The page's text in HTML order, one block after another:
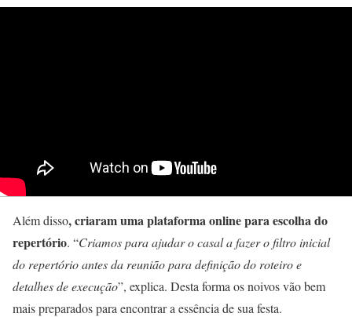
Além disso, criaram uma plataforma online para escolha do
repertório. “Criamos para ajudar o casal a fazer o filtro inicial
do repertório antes da reunião para definição do roteiro e
detalhes de execução”, explica. Desta forma os noivos vão bem
mais preparados para encontrar a essência de sua festa.